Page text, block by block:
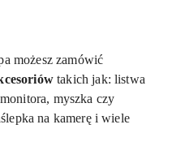
możesz zamówić
takich jak: listwa
myszka czy
na kamerę i wiele